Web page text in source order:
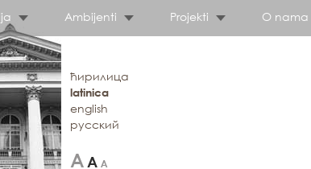
Ambijenti Projekti O nama
ћирилица
latinica
english
русский